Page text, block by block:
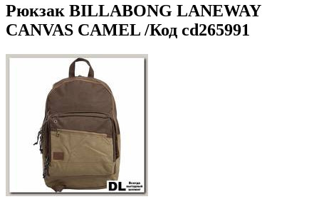
Рюкзак BILLABONG LANEWAY
CANVAS CAMEL /Код cd265991